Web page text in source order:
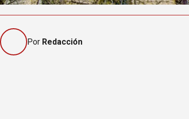
Por Redacción